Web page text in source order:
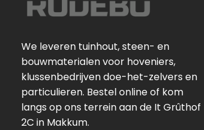
We leveren tuinhout, steen- en
bouwmaterialen voor hoveniers,
klussenbedrijven doe-het-zelvers en
particulieren. Bestel online of kom
langs op ons terrein aan de It Grûthof
2C in Makkum.